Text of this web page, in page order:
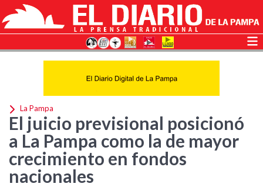
La Pampa
El juicio previsional posicionó
a La Pampa como la de mayor
crecimiento en fondos
nacionales